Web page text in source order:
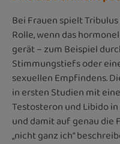
Bei Frauen spielt
Rolle, wenn das
gerät – zum Beispiel
Stimmungstiefs oder
sexuellen Empfindens.
in ersten Studien mit
Testosteron und Libido
und damit auf genau die
„nicht ganz ich“